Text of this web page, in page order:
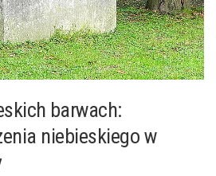
⁢barwach:
niebieskiego w